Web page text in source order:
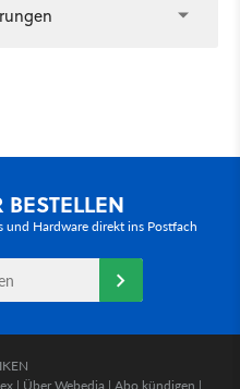
BESTELLEN
und Hardware direkt ins Postfach